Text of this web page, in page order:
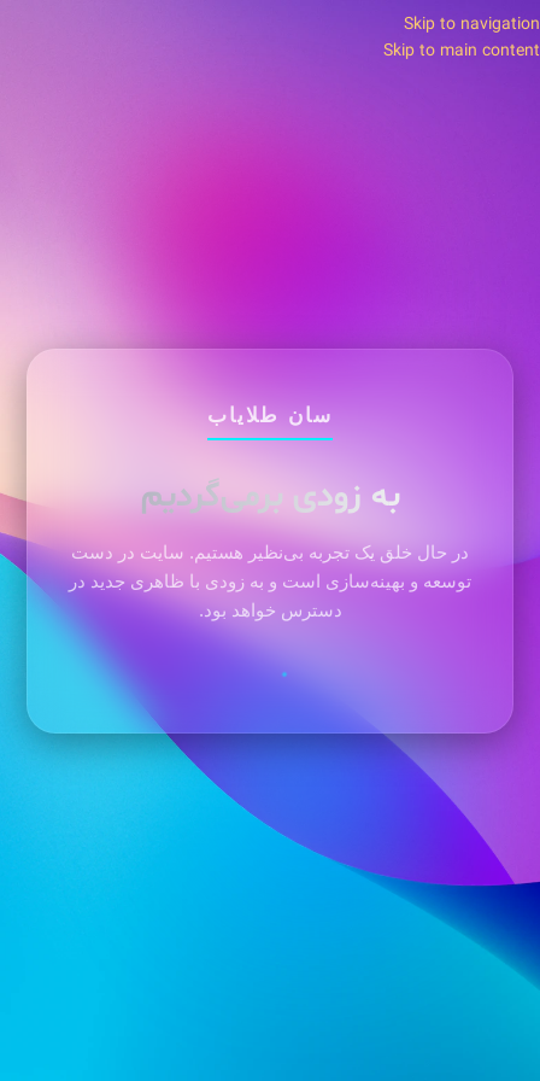
Skip to navigation
Skip to main content
سان طلایاب
به زودی برمی‌گردیم
در حال خلق یک تجربه بی‌نظیر هستیم. سایت در دست
توسعه و بهینه‌سازی است و به زودی با ظاهری جدید در
دسترس خواهد بود.